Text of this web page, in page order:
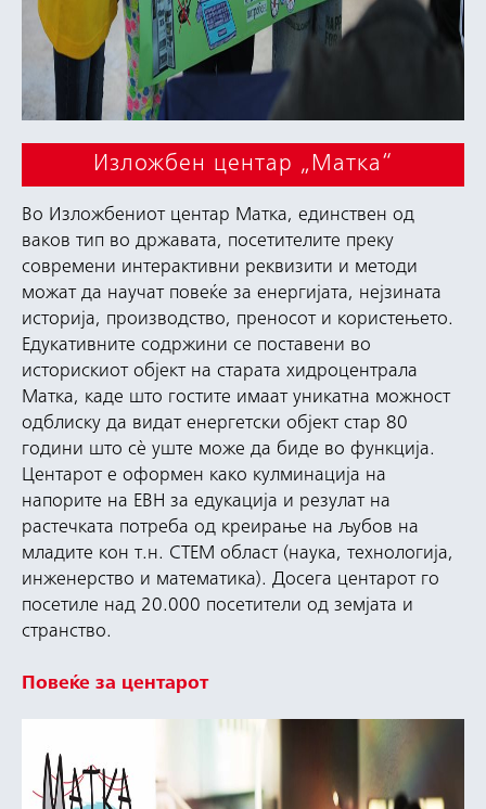
Изложбен центар „Матка“
Во Изложбениот центар Матка, единствен од
ваков тип во државата, посетителите преку
современи интерактивни реквизити и методи
можат да научат повеќе за енергијата, нејзината
историја, производство, преносот и користењето.
Едукативните содржини се поставени во
историскиот објект на старата хидроцентрала
Матка, каде што гостите имаат уникатна можност
одблиску да видат енергетски објект стар 80
години што сѐ уште може да биде во функција.
Центарот е оформен како кулминација на
напорите на ЕВН за едукација и резулат на
растечката потреба од креирање на љубов на
младите кон т.н. СТЕМ област (наука, технологија,
инженерство и математика). Досега центарот го
посетиле над 20.000 посетители од земјата и
странство.
Повеќе за центарот